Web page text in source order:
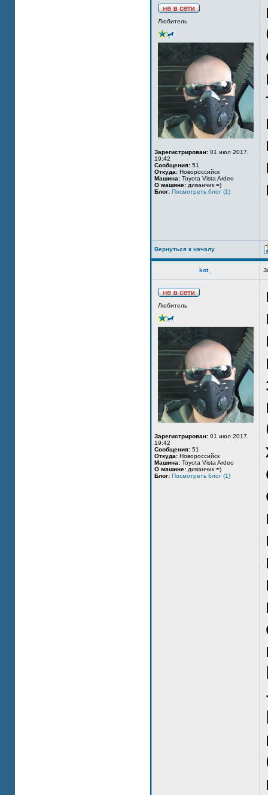
Любитель
Зарегистрирован: 01 июл 2017,
19:42
Сообщения: 51
Откуда: Новороссийск
Машина: Toyota Vista Ardeo
О машине: диванчик =)
Блог: Посмотреть блог (1)
Вернуться к началу
kot_
Любитель
Зарегистрирован: 01 июл 2017,
19:42
Сообщения: 51
Откуда: Новороссийск
Машина: Toyota Vista Ardeo
О машине: диванчик =)
Блог: Посмотреть блог (1)